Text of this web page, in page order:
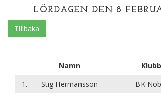
LÖRDAGEN DEN 8
Tillbaka
Namn
Klubb
1.
Stig Hermansson BK